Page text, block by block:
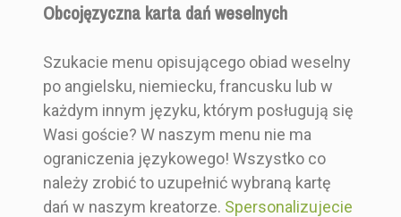
Obcojęzyczna karta dań weselnych
Szukacie menu opisującego obiad weselny
po angielsku, niemiecku, francusku lub w
każdym innym języku, którym posługują się
Wasi goście? W naszym menu nie ma
ograniczenia językowego! Wszystko co
należy zrobić to uzupełnić wybraną kartę
dań w naszym kreatorze. Spersonalizujecie